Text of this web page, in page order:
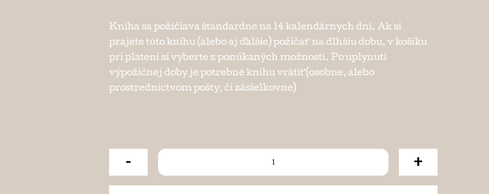
Kniha sa požičiava štandardne na 14 kalendárnych dní. Ak si
prajete túto knihu (alebo aj ďalšie) požičať na dlhšiu dobu, v košíku
pri platení si vyberte z ponúkaných možností. Po uplynutí
výpožičnej doby je potrebné knihu vrátiť (osobne, alebo
prostredníctvom pošty, či zásielkovne)
- +